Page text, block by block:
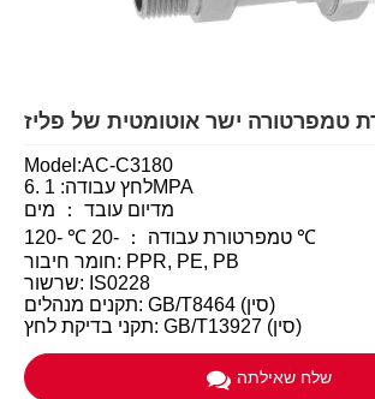
טמפרטורה ישר אוטומטית של פליז
Model:AC-C3180
לחץ עבודה: 1 .6MPA
מדיום עובד ： מים
טמפרטורת עבודה ： -20 ℃ -120 ℃
חומר חיבור: PPR, PE, PB
שרשור: IS0228
תקנים מנהלים: GB/T8464 (סין)
תקני בדיקת לחץ: GB/T13927 (סין)
שלח שאילתה